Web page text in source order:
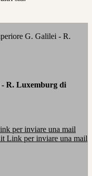
G. Galilei - R.
R. Luxemburg di
per inviare una mail
Link per inviare una mail